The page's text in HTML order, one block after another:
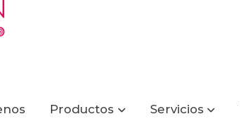
Productos Servicios